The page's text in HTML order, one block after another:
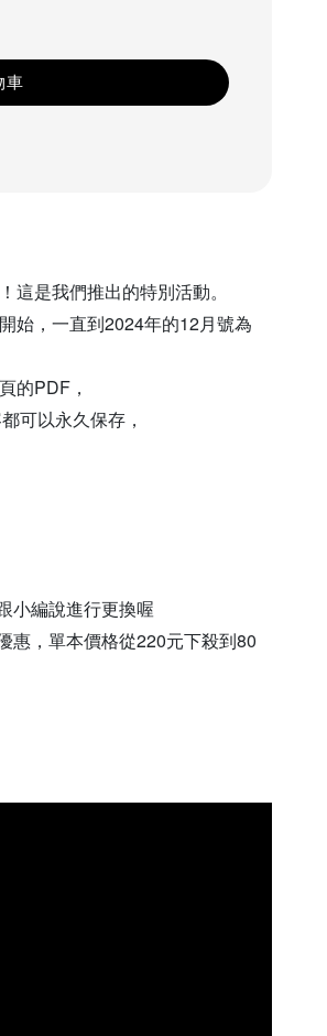
車
這是我們推出的特別活動。
始，一直到2024年的12月號為
的PDF，
可以永久保存，
小編說進行更換喔
惠，單本價格從220元下殺到80